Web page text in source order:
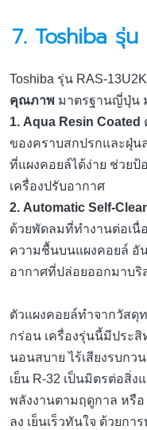
7. Toshiba รุ่น
Toshiba รุ่น RAS-
คุณภาพ มาตรฐานญี่ปุ่น
1. Aqua Resin Coated
ของคราบสกปรกและฝุ่น
ที่แผงคอยล์ได้ง่าย ช่วยป้
เครื่องปรับอากาศ
2. Automatic Self-
ด้วยพัดลมที่ทำงานต่อเนื่
ความชื้นบนแผงคอยล์ อั
อากาศที่ปล่อยออกมาบ
ตัวแผงคอยล์ทำจากวัสดุ
กร่อน เครื่องรุ่นนี้มีประสิ
นอนสบาย ไร้เสียงรบก
เย็น R-32 เป็นมิตรต่อสิ่
พลังงานตามฤดูกาล หรื
ลง เย็นเร็วทันใจ ด้วยกา